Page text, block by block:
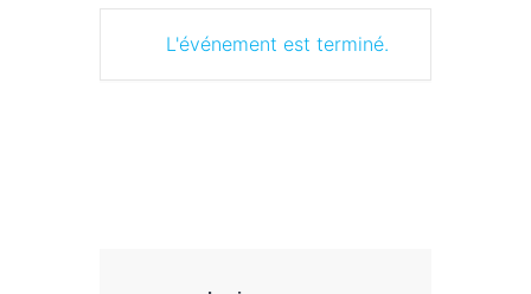
L'événement est terminé.